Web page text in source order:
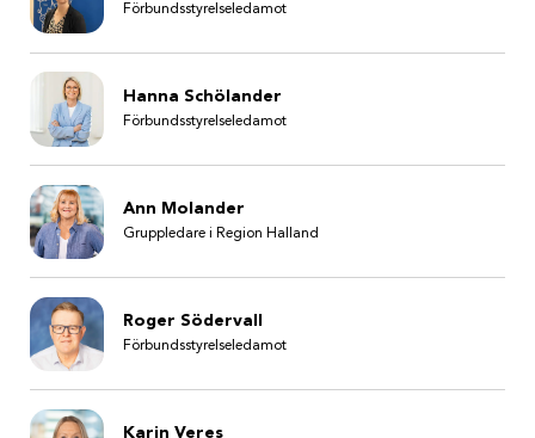
Förbundsstyrelseledamot
Hanna Schölander
Förbundsstyrelseledamot
Ann Molander
Gruppledare i Region Halland
Roger Södervall
Förbundsstyrelseledamot
Karin Veres